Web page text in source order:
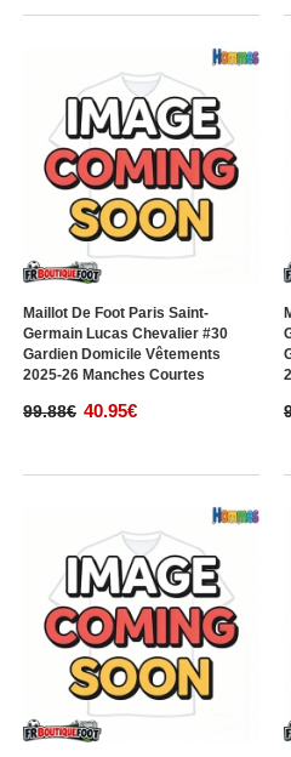
Maillot De Foot Paris Saint-
Germain Matvei Safonov #39
Gardien Extérieur Vêtements
2025-26 Manches Longues
102.38€ 41.95€
Maillot De Foot Paris Saint-
Germain Lucas Chevalier #30
Gardien Domicile Vêtements
2025-26 Manches Courtes
99.88€ 40.95€